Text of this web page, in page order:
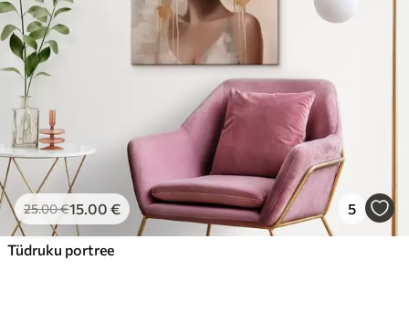
25.00€15.00 € 5
Tüdruku portree